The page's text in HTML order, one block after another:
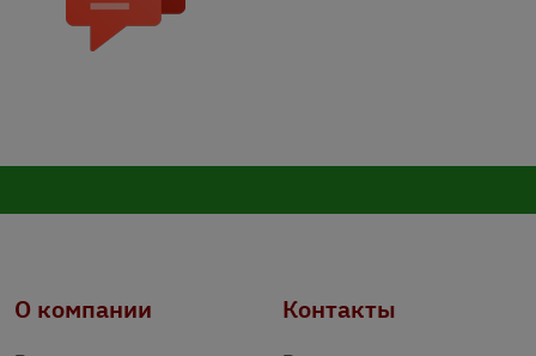
О компании Контакты